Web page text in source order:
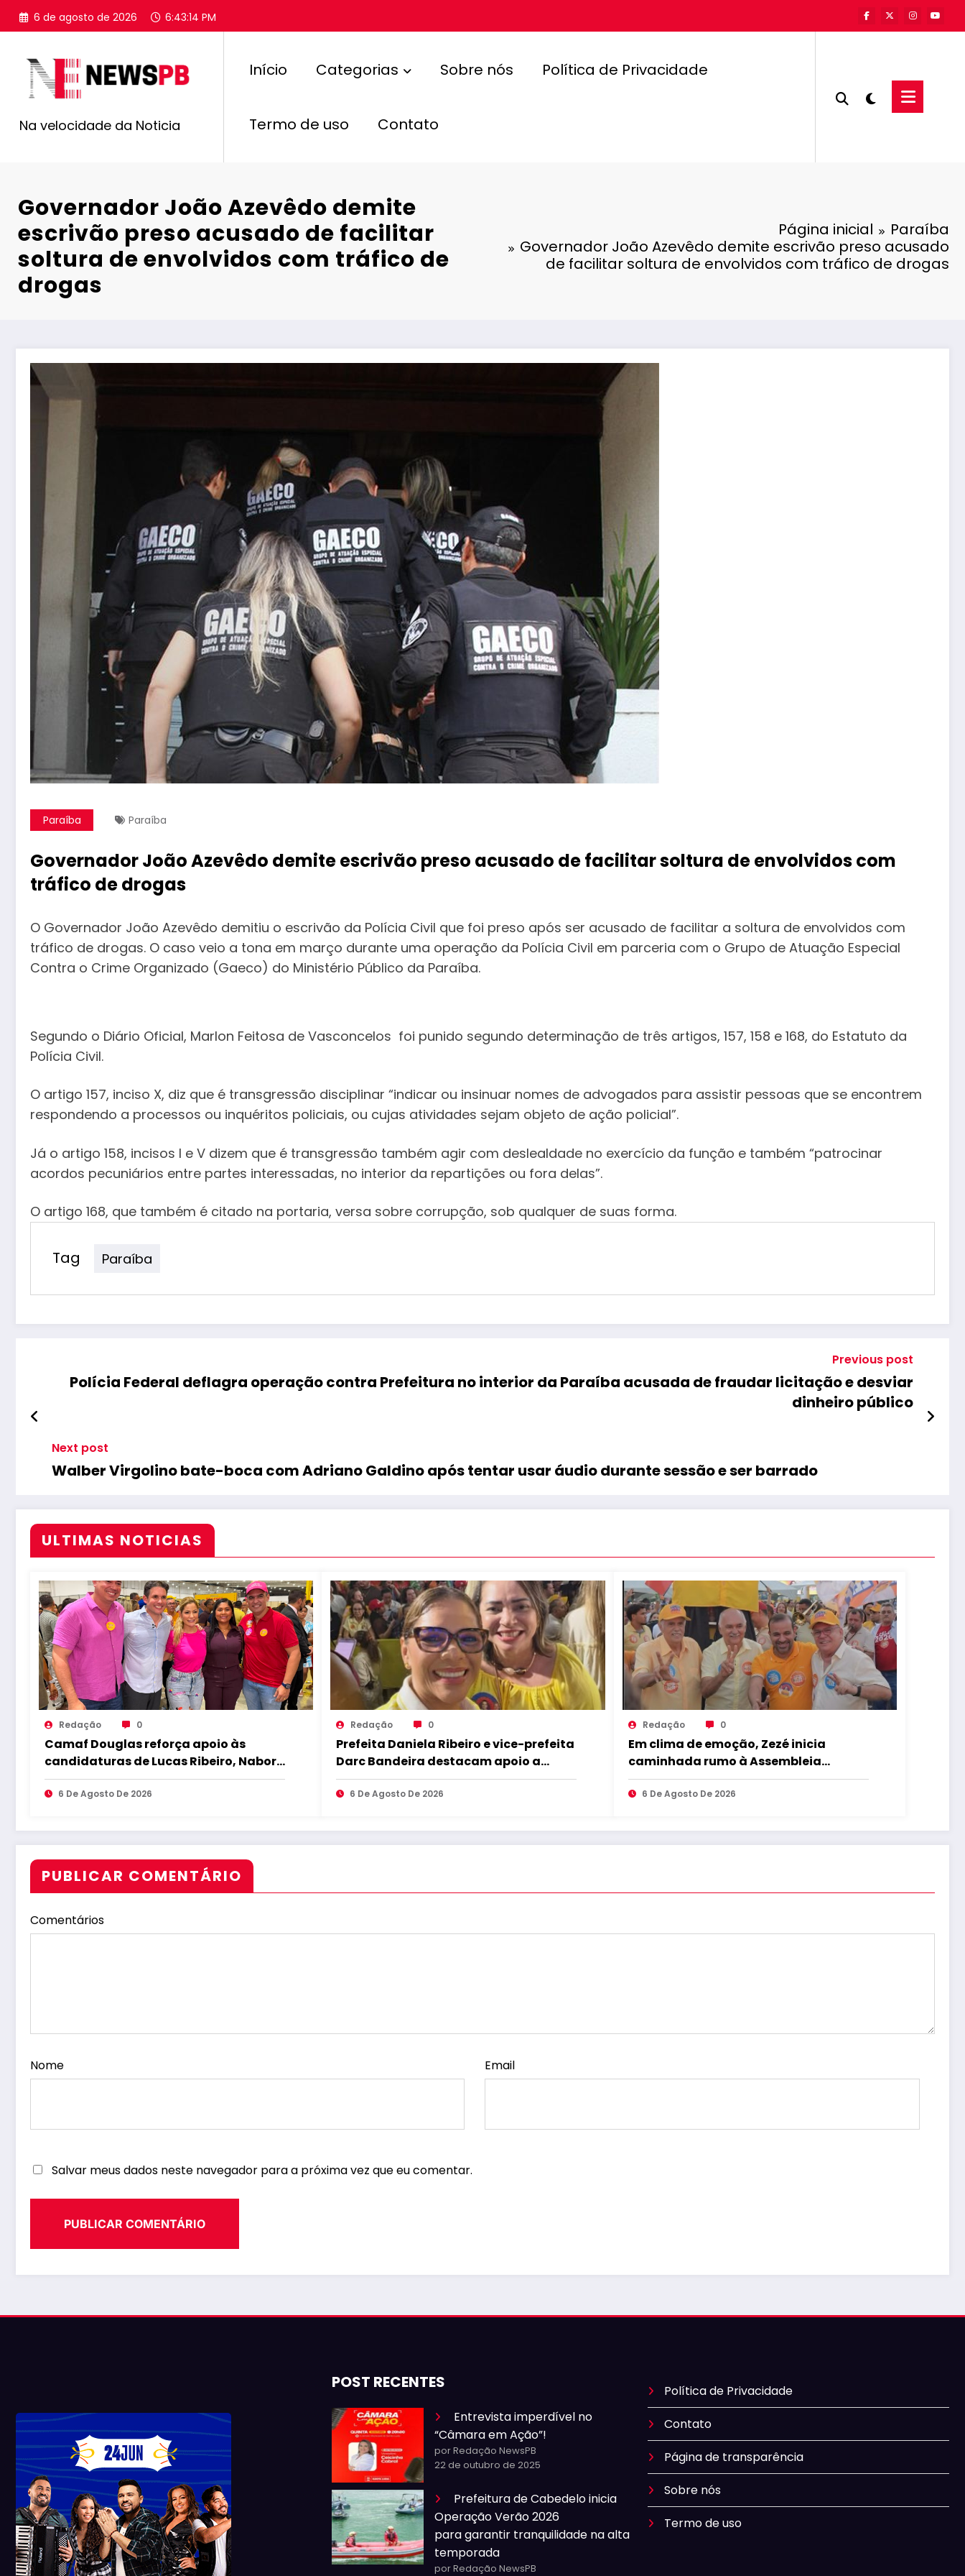
Pular
para
conteúdo
6 de agosto de 2026 6:43:15 PM
Na velocidade da Noticia
Início Categorias Sobre nós Política de Privacidade
Termo de uso Contato
Governador João Azevêdo demite ​
escrivão preso acusado de facilitar
soltura de envolvidos com tráfico de
drogas
Página inicial
Paraíba
Governador João Azevêdo demite ​escrivão preso acusado
de facilitar soltura de envolvidos com tráfico de drogas
Paraíba Paraíba
Governador João Azevêdo demite ​escrivão preso acusado de facilitar soltura de envolvidos com
tráfico de drogas
O Governador João Azevêdo demitiu o escrivão da Polícia Civil que foi preso após ser acusado de facilitar a soltura de envolvidos com
tráfico de drogas. O caso veio a tona em março durante uma operação da Polícia Civil em parceria com o Grupo de Atuação Especial
Contra o Crime Organizado (Gaeco) do Ministério Público da Paraíba.
Segundo o Diário Oficial, Marlon Feitosa de Vasconcelos foi punido segundo determinação de três artigos, 157, 158 e 168, do Estatuto da
Polícia Civil.
O artigo 157, inciso X, diz que é transgressão disciplinar “indicar ou insinuar nomes de advogados para assistir pessoas que se encontrem
respondendo a processos ou inquéritos policiais, ou cujas atividades sejam objeto de ação policial”.
Já o artigo 158, incisos I e V dizem que é transgressão também agir com deslealdade no exercício da função e também “patrocinar
acordos pecuniários entre partes interessadas, no interior da repartições ou fora delas”.
O artigo 168, que também é citado na portaria, versa sobre corrupção, sob qualquer de suas forma.
Tag Paraíba
Previous post
Polícia Federal deflagra operação contra Prefeitura no interior da Paraíba acusada de fraudar licitação e desviar
dinheiro público
Next post
Walber Virgolino bate-boca com Adriano Galdino após tentar usar áudio durante sessão e ser barrado
ULTIMAS NOTICIAS
Redação 0
Camaf Douglas reforça apoio às
candidaturas de Lucas Ribeiro, Nabor,
Hugo Motta e Danielle do Vale durante
convenção
6 De Agosto De 2026
Redação 0
Prefeita Daniela Ribeiro e vice-prefeita
Darc Bandeira destacam apoio a
Lucas Ribeiro durante convenção e
afirmam confiança na continuidade
6 De Agosto De 2026
Redação 0
Em clima de emoção, Zezé inicia
caminhada rumo à Assembleia
Legislativa como candidato a
deputado estadual
6 De Agosto De 2026
PUBLICAR COMENTÁRIO
Comentários
Nome Email
Salvar meus dados neste navegador para a próxima vez que eu comentar.
POST RECENTES
Entrevista imperdível no
“Câmara em Ação”!
por Redação NewsPB
22 de outubro de 2025
Prefeitura de Cabedelo inicia
Operação Verão 2026
para garantir tranquilidade na alta
temporada
por Redação NewsPB
Política de Privacidade
Contato
Página de transparência
Sobre nós
Termo de uso